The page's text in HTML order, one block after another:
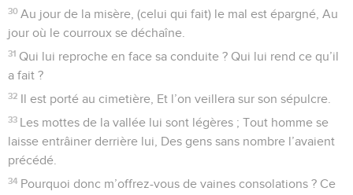
30 Au jour de la misère, (celui qui fait) le mal est épargné, Au
jour où le courroux se déchaîne.
31 Qui lui reproche en face sa conduite ? Qui lui rend ce qu’il
a fait ?
32 Il est porté au cimetière, Et l’on veillera sur son sépulcre.
33 Les mottes de la vallée lui sont légères ; Tout homme se
laisse entrâiner derrière lui, Des gens sans nombre l’avaient
précédé.
34 Pourquoi donc m’offrez-vous de vaines consolations ? Ce